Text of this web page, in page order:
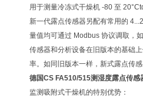
用于测量冷冻式干燥机 -80 至
新一代露点传感器另配有常用的
量值均可通过 Modbus 协议调取，
传感器和分析设备在旧版本的基础
率。如同旧版本一样，新式露点传
德国CS FA510/515测湿度露点传感
监测吸附式干燥机的特别优势：